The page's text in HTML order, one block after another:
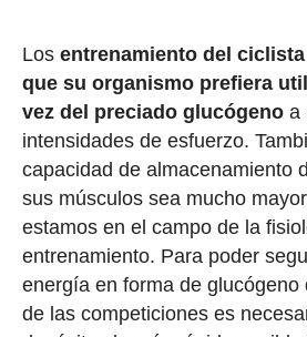
Los entrenamiento del
que su organismo prefiera
vez del preciado glucógenoa
intensidades de esfuerzo.
capacidad de almacenamiento
sus músculos sea mucho
estamos en el campo de la
entrenamiento. Para poder
energía en forma de glucógeno
de las competiciones es